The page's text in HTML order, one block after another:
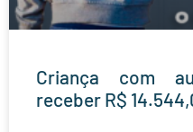
Criança com
receber R$